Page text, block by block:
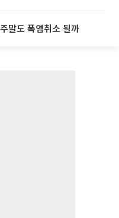
말도 폭염취소 될까